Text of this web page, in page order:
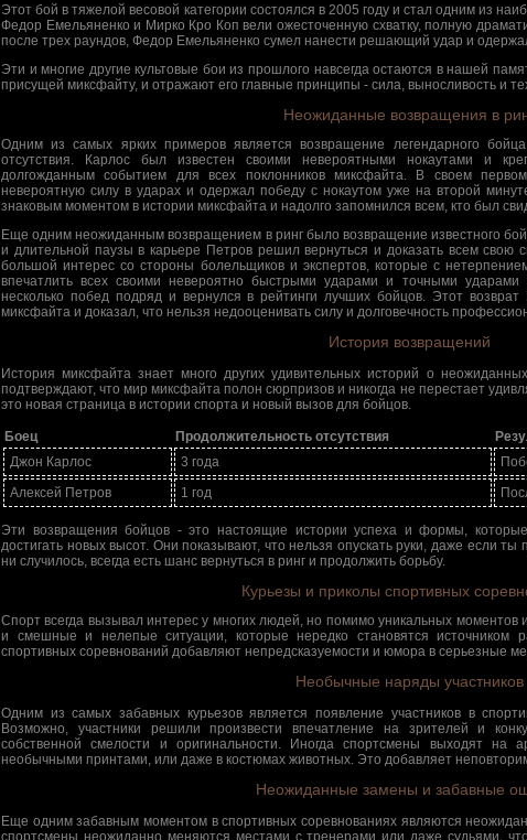
Этот бой в тяжелой весовой категории состоялся в 2005 году и стал одним из
Федор Емельяненко и Мирко Кро Коп вели ожесточенную схватку, полную
после трех раундов, Федор Емельяненко сумел нанести решающий удар и
Эти и многие другие культовые бои из прошлого навсегда остаются в нашей
присущей миксфайту, и отражают его главные принципы - сила, выносливость и
Неожиданные возвращения в
Одним из самых ярких примеров является возвращение легендарного
отсутствия. Карлос был известен своими невероятными нокаутами и
долгожданным событием для всех поклонников миксфайта. В своем
невероятную силу в ударах и одержал победу с нокаутом уже на второй
знаковым моментом в истории миксфайта и надолго запомнился всем, кто был
Еще одним неожиданным возвращением в ринг было возвращение известного
и длительной паузы в карьере Петров решил вернуться и доказать всем свою
большой интерес со стороны болельщиков и экспертов, которые с
впечатлить всех своими невероятно быстрыми ударами и точными
несколько побед подряд и вернулся в рейтинги лучших бойцов. Этот
миксфайта и доказал, что нельзя недооценивать силу и долговечность
История возвращений
История миксфайта знает много других удивительных историй о
подтверждают, что мир миксфайта полон сюрпризов и никогда не перестает
это новая страница в истории спорта и новый вызов для бойцов.
Боец Продолжительность отсутствия
Джон Карлос
3 года
Алексей Петров
1 год
Эти возвращения бойцов - это настоящие истории успеха и формы,
достигать новых высот. Они показывают, что нельзя опускать руки, даже если
ни случилось, всегда есть шанс вернуться в ринг и продолжить борьбу.
Курьезы и приколы спортивных
Спорт всегда вызывал интерес у многих людей, но помимо уникальных моментов
и смешные и нелепые ситуации, которые нередко становятся источником
спортивных соревнований добавляют непредсказуемости и юмора в серьезные
Необычные наряды участников
Одним из самых забавных курьезов является появление участников в
Возможно, участники решили произвести впечатление на зрителей и
собственной смелости и оригинальности. Иногда спортсмены выходят на
необычными принтами, или даже в костюмах животных. Это добавляет
Неожиданные замены и забавные
Еще одним забавным моментом в спортивных соревнованиях являются
спортсмены неожиданно меняются местами с тренерами или даже судьями,